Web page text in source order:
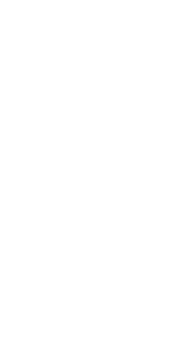
Interested? Click ‘Request a viewing’ on
After submitting your request, you will
Haven’t sold your current home yet?
Deze informatie is met de nodige